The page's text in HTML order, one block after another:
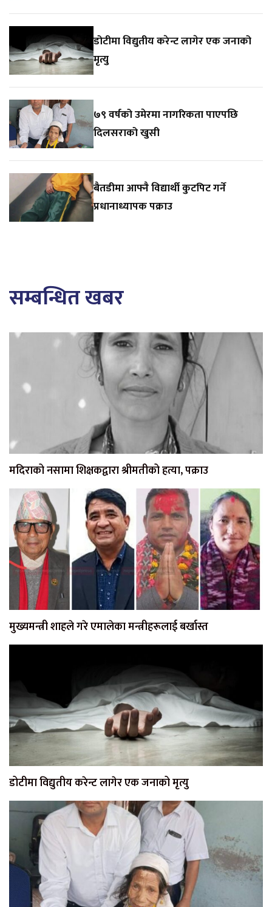
डोटीमा विद्युतीय करेन्ट लागेर एक जनाको
मृत्यु
७९ वर्षको उमेरमा नागरिकता पाएपछि
दिलसराको खुसी
बैतडीमा आफ्नै विद्यार्थी कुटपिट गर्ने
प्रधानाध्यापक पक्राउ
सम्बन्धित खबर
मदिराको नसामा शिक्षकद्वारा श्रीमतीको हत्या, पक्राउ
मुख्यमन्त्री शाहले गरे एमालेका मन्त्रीहरूलाई बर्खास्त
डोटीमा विद्युतीय करेन्ट लागेर एक जनाको मृत्यु